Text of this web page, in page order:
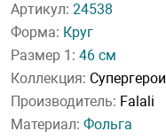
Артикул: 24538
Форма: Круг
Размер 1: 46 см
Коллекция: Супергерои
Производитель: Falali
Материал: Фольга